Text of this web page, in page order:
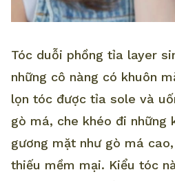
Tóc duỗi phồng tỉa layer
những cô nàng có khuôn
lọn tóc được tỉa sole và
gò má, che khéo đi những
gương mặt như gò má
thiếu mềm mại. Kiểu tóc